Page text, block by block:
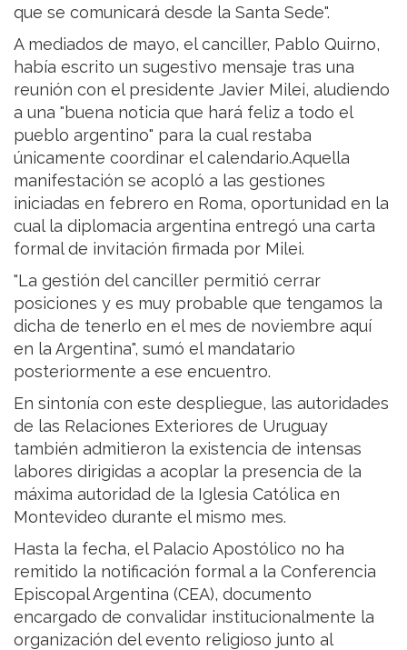
que se comunicará desde la Santa Sede".
A mediados de mayo, el canciller, Pablo Quirno,
había escrito un sugestivo mensaje tras una
reunión con el presidente Javier Milei, aludiendo
a una "buena noticia que hará feliz a todo el
pueblo argentino" para la cual restaba
únicamente coordinar el calendario.Aquella
manifestación se acopló a las gestiones
iniciadas en febrero en Roma, oportunidad en la
cual la diplomacia argentina entregó una carta
formal de invitación firmada por Milei.
"La gestión del canciller permitió cerrar
posiciones y es muy probable que tengamos la
dicha de tenerlo en el mes de noviembre aquí
en la Argentina", sumó el mandatario
posteriormente a ese encuentro.
En sintonía con este despliegue, las autoridades
de las Relaciones Exteriores de Uruguay
también admitieron la existencia de intensas
labores dirigidas a acoplar la presencia de la
máxima autoridad de la Iglesia Católica en
Montevideo durante el mismo mes.
Hasta la fecha, el Palacio Apostólico no ha
remitido la notificación formal a la Conferencia
Episcopal Argentina (CEA), documento
encargado de convalidar institucionalmente la
organización del evento religioso junto al